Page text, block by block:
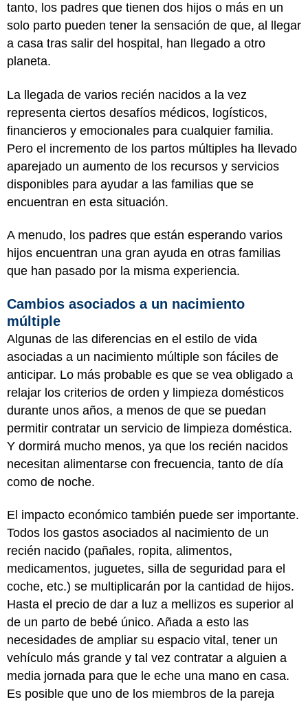
tanto, los padres que tienen dos hijos o más en un
solo parto pueden tener la sensación de que, al llegar
a casa tras salir del hospital, han llegado a otro
planeta.
La llegada de varios recién nacidos a la vez
representa ciertos desafíos médicos, logísticos,
financieros y emocionales para cualquier familia.
Pero el incremento de los partos múltiples ha llevado
aparejado un aumento de los recursos y servicios
disponibles para ayudar a las familias que se
encuentran en esta situación.
A menudo, los padres que están esperando varios
hijos encuentran una gran ayuda en otras familias
que han pasado por la misma experiencia.
Cambios asociados a un nacimiento
múltiple
Algunas de las diferencias en el estilo de vida
asociadas a un nacimiento múltiple son fáciles de
anticipar. Lo más probable es que se vea obligado a
relajar los criterios de orden y limpieza domésticos
durante unos años, a menos de que se puedan
permitir contratar un servicio de limpieza doméstica.
Y dormirá mucho menos, ya que los recién nacidos
necesitan alimentarse con frecuencia, tanto de día
como de noche.
El impacto económico también puede ser importante.
Todos los gastos asociados al nacimiento de un
recién nacido (pañales, ropita, alimentos,
medicamentos, juguetes, silla de seguridad para el
coche, etc.) se multiplicarán por la cantidad de hijos.
Hasta el precio de dar a luz a mellizos es superior al
de un parto de bebé único. Añada a esto las
necesidades de ampliar su espacio vital, tener un
vehículo más grande y tal vez contratar a alguien a
media jornada para que le eche una mano en casa.
Es posible que uno de los miembros de la pareja